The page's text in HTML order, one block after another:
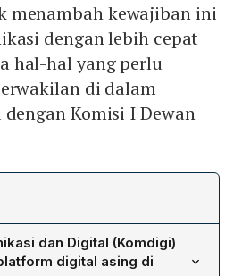
menambah kewajiban ini
dengan lebih cepat
hal-hal yang perlu
di dalam
Komisi I Dewan
dan Digital (Komdigi)
digital asing di